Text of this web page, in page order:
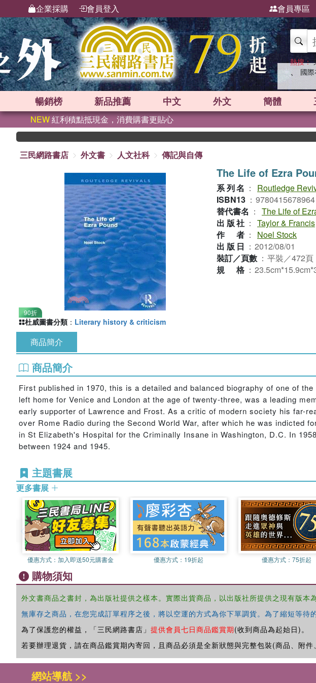
企業採購 會員登入 會員專區
熱搜：
、 國
暢銷榜 新品推薦 中文 外文 簡體
NEW紅利積點抵現金，消費購書更貼心
三民網路書店
外文書 人文社科 傳記與自傳
90折
The Life of Ezra
系列名 ：
Routledge
ISBN13 ： 9780415678964
替代書名 ： The Life of
出版社 ： Taylor & Francis
作者 ：
Noel Stock
出版日 ： 2012/08/01
裝訂／頁數 ： 平裝／472頁
規格 ：
杜威圖書分類 ： Literary history & criticism
商品簡介
商品簡介
First published in 1970, this is a detailed and balanced biography of one of
left home for Venice and London at the age of twenty-three, was a leading
early supporter of Lawrence and Frost. As a critic of modern society his far-
over Rome Radio during the Second World War, after which he was indicted
in St Elizabeth's Hospital for the Criminally Insane in Washington, D.C. In
between 1924 and 1945.
主題書展
更多書展
優惠方式： 加入即送50元購書金 優惠方式： 19折起 優惠方式：75折起
購物須知
外文書商品之書封，為出版社提供之樣本。實際出貨商品，以出版社所提供之現有版本
無庫存之商品，在您完成訂單程序之後，將以空運的方式為你下單調貨。為了縮短等
為了保護您的權益，「三民網路書店」 提供會員七日商品鑑賞期(收到商品為起始日)。
若要辦理退貨，請在商品鑑賞期內寄回，且商品必須是全新狀態與完整包裝(商品、附件
網站導航 >>